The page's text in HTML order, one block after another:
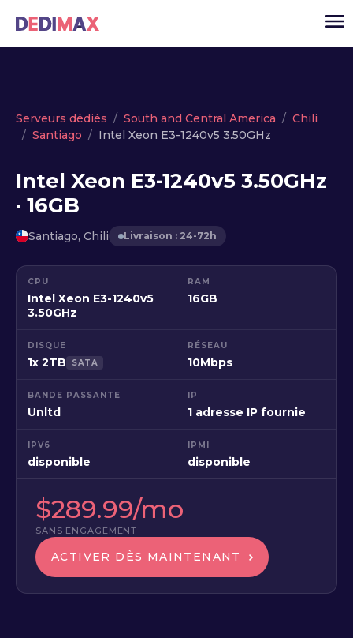
Cloud serveur
VPS
Serveurs dédiés
API
Actualité
Serveurs dédiés South and Central America
Chili
Santiago
Intel Xeon E3-1240v5 3.50GHz
Intel Xeon E3-1240v5 3.50GHz
· 16GB
Santiago, Chili Livraison : 24-72h
CPU
Intel Xeon E3-1240v5
3.50GHz
RAM
16GB
DISQUE
1x 2TB SATA
RÉSEAU
10Mbps
BANDE PASSANTE
Unltd
IP
1 adresse IP fournie
IPV6
disponible
IPMI
disponible
$289.99/mo
SANS ENGAGEMENT
ACTIVER DÈS MAINTENANT